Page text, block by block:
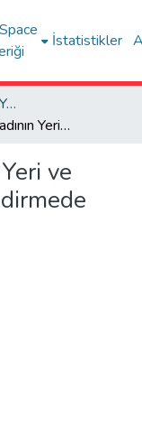
İstatistikler
Vakıflar Genel Müdürlüğü Yayınları
Aile Eğitiminde Kadının Yeri ve Girişimci Kadınları Özendirmede Vakıfların Rolü
ve